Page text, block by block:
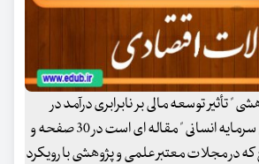
" تأثیر توسعه مالی بر نابرابری درآمد در
ایران: بازبینی نقش سرمایه انسانی " مقاله ای است در 30 صفحه و
که در مجلات معتبر علمی و پژوهشی با رویکرد